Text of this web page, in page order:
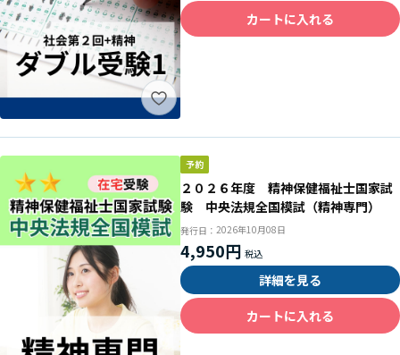
カートに入れる
２０２６年度 精神保健福祉士国家試
験 中央法規全国模試（精神専門）
発行日： 2026年10月08日
4,950円
詳細を見る
カートに入れる